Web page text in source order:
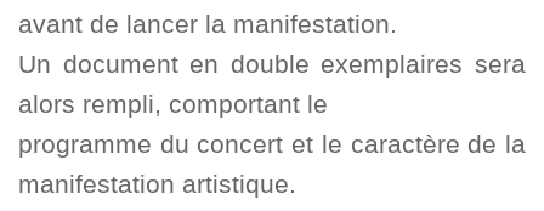
avant de lancer la manifestation.
Un document en double exemplaires sera
alors rempli, comportant le
programme du concert et le caractère de la
manifestation artistique.